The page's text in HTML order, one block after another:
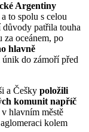
Argentiny
a to spolu s celou
patřila touha
za oceánem, po
hlavně
do zámoří před
a Češky položili
komunit napříč
hlavním městě
kolem